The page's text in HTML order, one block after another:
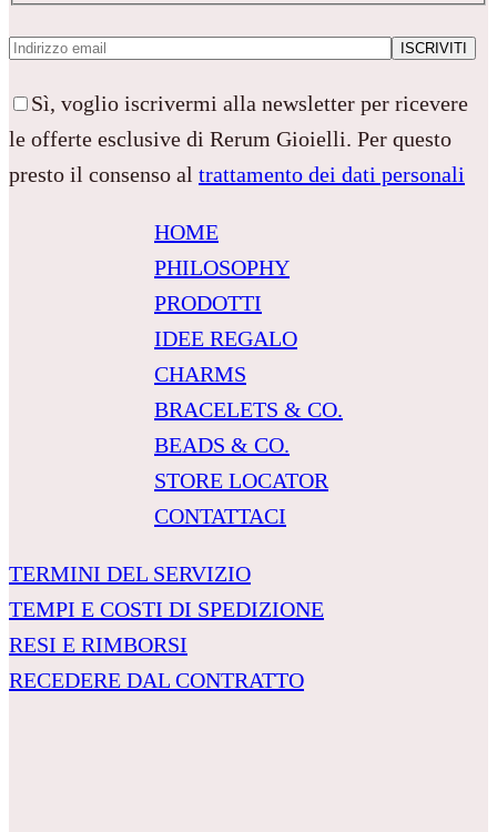
Sì, voglio iscrivermi alla newsletter per ricevere
le offerte esclusive di Rerum Gioielli. Per questo
presto il consenso al trattamento dei dati personali
HOME
PHILOSOPHY
PRODOTTI
IDEE REGALO
CHARMS
BRACELETS & CO.
BEADS & CO.
STORE LOCATOR
CONTATTACI
TERMINI DEL SERVIZIO
TEMPI E COSTI DI SPEDIZIONE
RESI E RIMBORSI
RECEDERE DAL CONTRATTO